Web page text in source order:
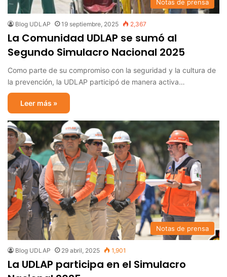
Notas de prensa
Blog UDLAP 19 septiembre, 2025 2,367
La Comunidad UDLAP se sumó al
Segundo Simulacro Nacional 2025
Como parte de su compromiso con la seguridad y la cultura de
la prevención, la UDLAP participó de manera activa…
Leer más »
Notas de prensa
Blog UDLAP 29 abril, 2025 1,901
La UDLAP participa en el Simulacro